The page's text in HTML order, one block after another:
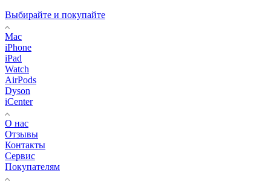
Выбирайте и покупайте
Mac
iPhone
iPad
Watch
AirPods
Dyson
iCenter
О нас
Отзывы
Контакты
Сервис
Покупателям